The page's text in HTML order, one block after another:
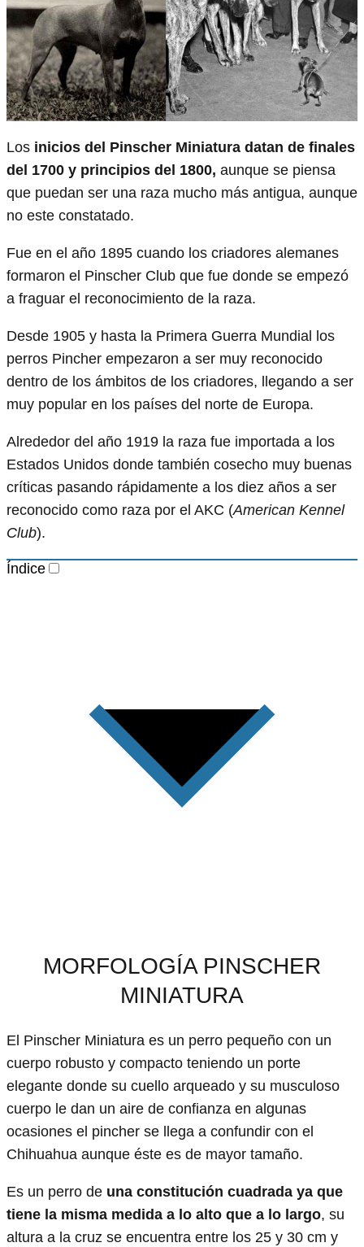
Los inicios del Pinscher Miniatura datan de finales
del 1700 y principios del 1800, aunque se piensa
que puedan ser una raza mucho más antigua, aunque
no este constatado.
Fue en el año 1895 cuando los criadores alemanes
formaron el Pinscher Club que fue donde se empezó
a fraguar el reconocimiento de la raza.
Desde 1905 y hasta la Primera Guerra Mundial los
perros Pincher empezaron a ser muy reconocido
dentro de los ámbitos de los criadores, llegando a ser
muy popular en los países del norte de Europa.
Alrededor del año 1919 la raza fue importada a los
Estados Unidos donde también cosecho muy buenas
críticas pasando rápidamente a los diez años a ser
reconocido como raza por el AKC (American Kennel
Club).
Índice
MORFOLOGÍA PINSCHER
MINIATURA
El Pinscher Miniatura es un perro pequeño con un
cuerpo robusto y compacto teniendo un porte
elegante donde su cuello arqueado y su musculoso
cuerpo le dan un aire de confianza en algunas
ocasiones el pincher se llega a confundir con el
Chihuahua aunque éste es de mayor tamaño.
Es un perro de una constitución cuadrada ya que
tiene la misma medida a lo alto que a lo largo, su
altura a la cruz se encuentra entre los 25 y 30 cm y